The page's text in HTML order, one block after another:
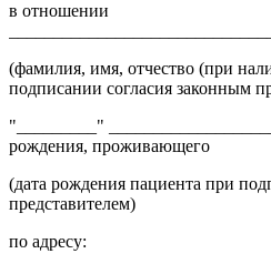
в отношении
(фамилия, имя, отчество (при
подписании согласия законным
"_________"
рождения, проживающего
(дата рождения пациента при
представителем)
по адресу: